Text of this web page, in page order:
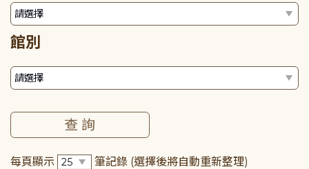
館別
每頁顯示 筆記錄 (選擇後將自動重新整理)